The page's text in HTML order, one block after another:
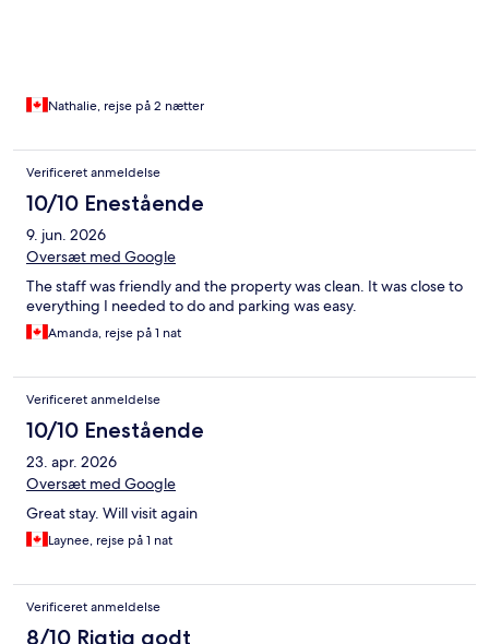
Nathalie, rejse på 2 nætter
Verificeret anmeldelse
10/10 Enestående
9. jun. 2026
Oversæt med Google
The staff was friendly and the property was clean. It was close to
everything I needed to do and parking was easy.
Amanda, rejse på 1 nat
Verificeret anmeldelse
10/10 Enestående
23. apr. 2026
Oversæt med Google
Great stay. Will visit again
Laynee, rejse på 1 nat
Verificeret anmeldelse
8/10 Rigtig godt